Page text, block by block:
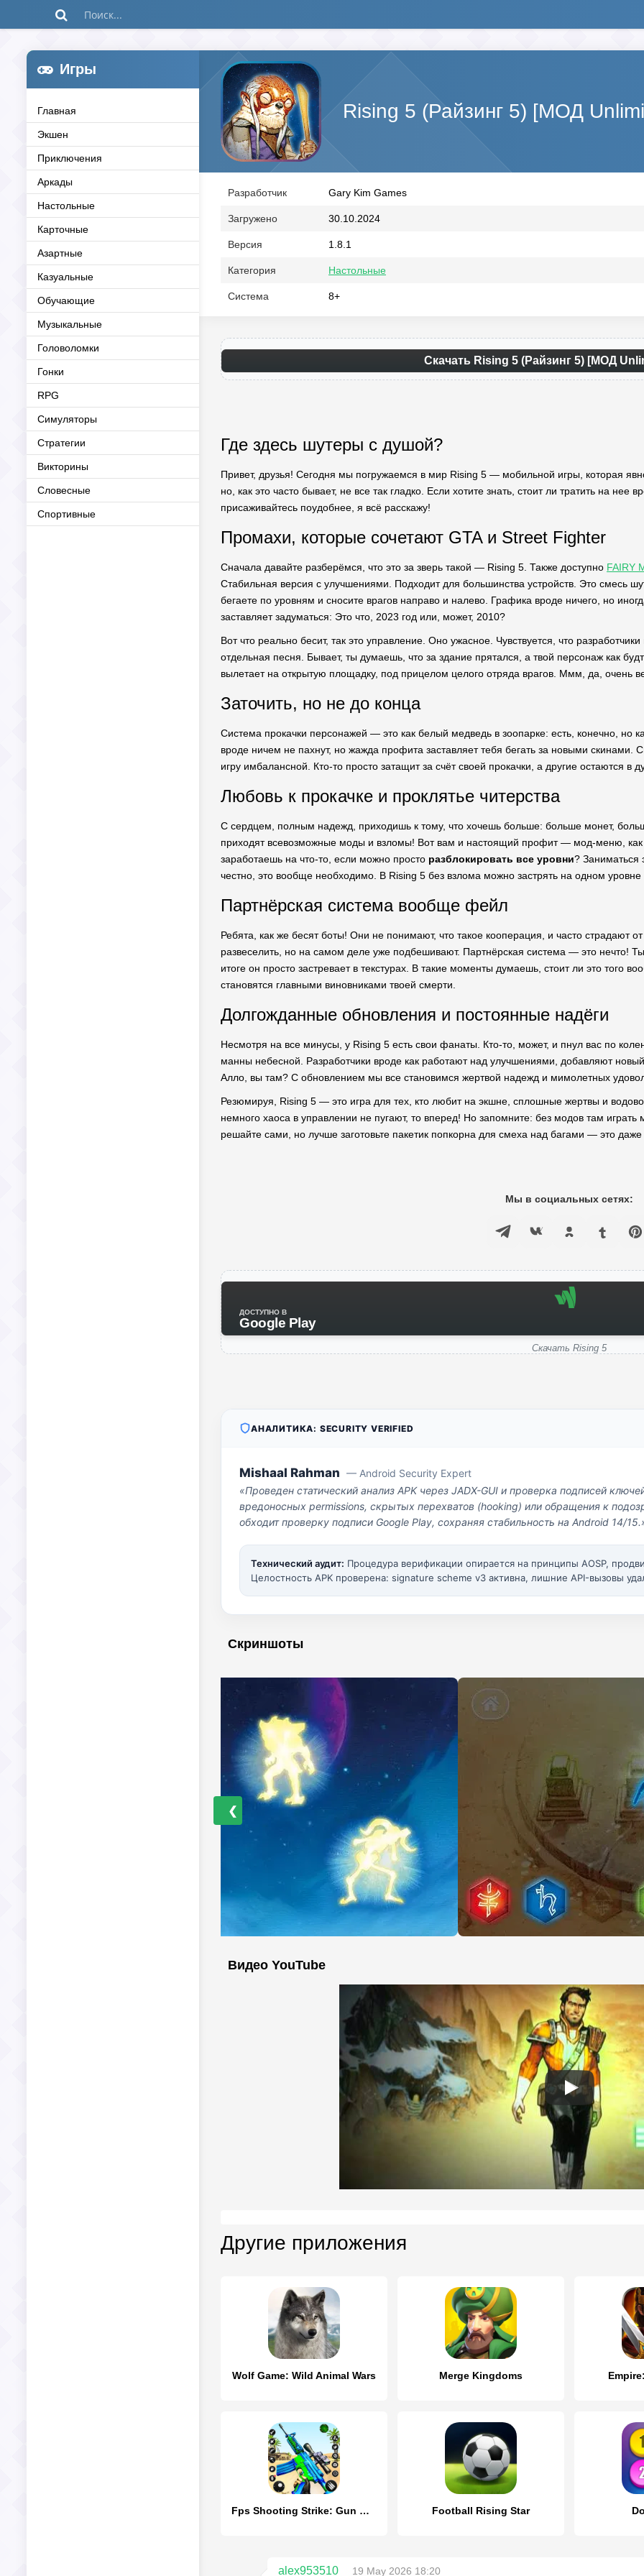
Игры
Главная
Экшен
Приключения
Аркады
Настольные
Карточные
Азартные
Казуальные
Обучающие
Музыкальные
Головоломки
Гонки
RPG
Симуляторы
Стратегии
Викторины
Словесные
Спортивные
Rising 5 (Райзинг 5) [МОД
Разработчик Gary Kim Games
Загружено 30.10.2024
Версия 1.8.1
Категория Настольные
Система 8+
Скачать Rising 5 (Райзинг 5) [МОД
Где здесь шутеры с душой?
Привет, друзья! Сегодня мы погружаемся в мир Rising 5 — мобильной игры, которая
но, как это часто бывает, не все так гладко. Если хотите знать, стоит ли тратить на
присаживайтесь поудобнее, я всё расскажу!
Промахи, которые сочетают GTA и Street Fighter
Сначала давайте разберёмся, что это за зверь такой — Rising 5. Также доступно FAIRY
Стабильная версия с улучшениями. Подходит для большинства устройств. Это смесь
бегаете по уровням и сносите врагов направо и налево. Графика вроде ничего, но
заставляет задуматься: Это что, 2023 год или, может, 2010?
Вот что реально бесит, так это управление. Оно ужасное. Чувствуется, что
отдельная песня. Бывает, ты думаешь, что за здание прятался, а твой персонаж как
вылетает на открытую площадку, под прицелом целого отряда врагов. Ммм, да, очень
Заточить, но не до конца
Система прокачки персонажей — это как белый медведь в зоопарке: есть, конечно, но
вроде ничем не пахнут, но жажда профита заставляет тебя бегать за новыми
игру имбалансной. Кто-то просто затащит за счёт своей прокачки, а другие остаются
Любовь к прокачке и проклятье читерства
С сердцем, полным надежд, приходишь к тому, что хочешь больше: больше монет,
приходят всевозможные моды и взломы! Вот вам и настоящий профит — мод-меню, как
заработаешь на что-то, если можно просто разблокировать все уровни? Заниматься
честно, это вообще необходимо. В Rising 5 без взлома можно застрять на одном уровне
Партнёрская система вообще фейл
Ребята, как же бесят боты! Они не понимают, что такое кооперация, и часто страдают
развеселить, но на самом деле уже подбешивают. Партнёрская система — это нечто!
итоге он просто застревает в текстурах. В такие моменты думаешь, стоит ли это того
становятся главными виновниками твоей смерти.
Долгожданные обновления и постоянные надёги
Несмотря на все минусы, у Rising 5 есть свои фанаты. Кто-то, может, и пнул вас по
манны небесной. Разработчики вроде как работают над улучшениями, добавляют новый
Алло, вы там? С обновлением мы все становимся жертвой надежд и мимолетных
Резюмируя, Rising 5 — это игра для тех, кто любит на экшне, сплошные жертвы и
немного хаоса в управлении не пугают, то вперед! Но запомните: без модов там
решайте сами, но лучше заготовьте пакетик попкорна для смеха над багами — это
Мы в социальных сетях:
ДОСТУПНО В
Google Play
Скачать Rising 5
АНАЛИТИКА: SECURITY VERIFIED
Mishaal Rahman — Android Security Expert
«Проведен статический анализ APK через JADX-GUI и проверка подписей
вредоносных permissions, скрытых перехватов (hooking) или обращения к
обходит проверку подписи Google Play, сохраняя стабильность на Android 14/
Технический аудит: Процедура верификации опирается на принципы AOSP,
Целостность APK проверена: signature scheme v3 активна, лишние API-вызовы
Скриншоты
❮
Видео YouTube
Другие приложения
Wolf Game: Wild Animal Wars Merge Kingdoms
Fps Shooting Strike: Gun Games Football Rising Star
alex953510 19 May 2026 18:20